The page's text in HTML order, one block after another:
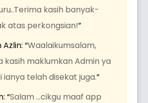
kasih banyak-
atas perkongsian!”
Azlin: “Waalaikumsalam,
kasih maklumkan Admin ya
ianya telah disekat juga.”
: “Salam …cikgu maaf app